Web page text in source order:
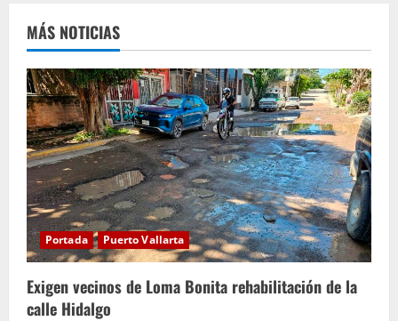
l
e
y
e
n
d
o
MÁS NOTICIAS
Portada Puerto Vallarta
Exigen vecinos de Loma Bonita rehabilitación de la
calle Hidalgo